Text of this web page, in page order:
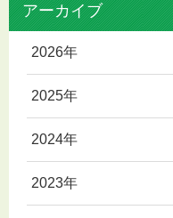
アーカイブ
2026年
2025年
2024年
2023年